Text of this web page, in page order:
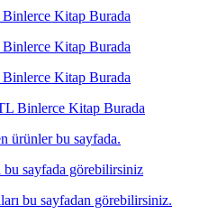
Kitap Burada
Kitap Burada
Kitap Burada
Binlerce Kitap Burada
ürünler bu sayfada.
bu sayfada görebilirsiniz
bu sayfadan görebilirsiniz.